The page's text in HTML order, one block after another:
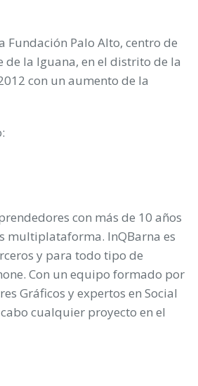
Fundación Palo Alto, centro de
de la Iguana, en el distrito de la
con un aumento de la
con más de 10 años
multiplataforma. InQBarna es
y para todo tipo de
Con un equipo formado por
Gráficos y expertos en Social
cualquier proyecto en el